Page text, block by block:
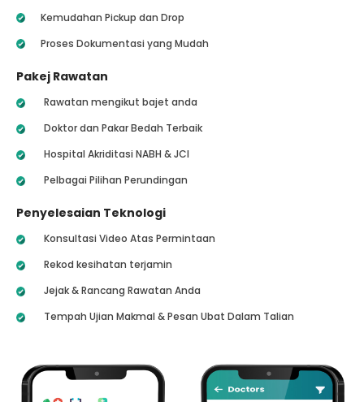
Kemudahan Pickup dan Drop
Proses Dokumentasi yang Mudah
Pakej Rawatan
Rawatan mengikut bajet anda
Doktor dan Pakar Bedah Terbaik
Hospital Akriditasi NABH & JCI
Pelbagai Pilihan Perundingan
Penyelesaian Teknologi
Konsultasi Video Atas Permintaan
Rekod kesihatan terjamin
Jejak & Rancang Rawatan Anda
Tempah Ujian Makmal & Pesan Ubat Dalam Talian